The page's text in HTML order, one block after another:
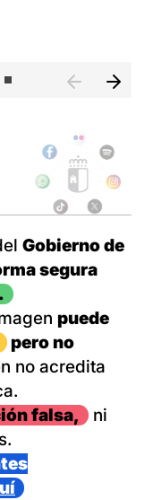
Gobierno de
segura
puede
pero no
no acredita
falsa,
ni